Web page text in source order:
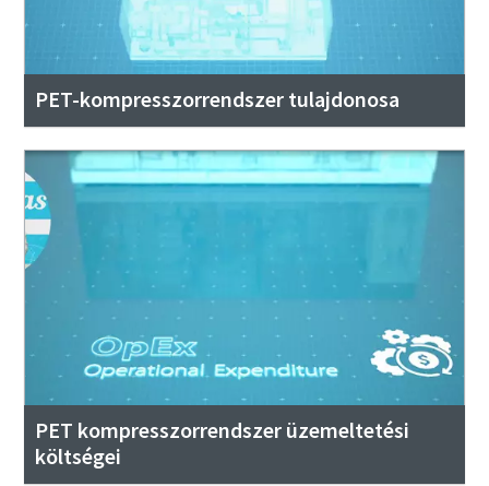
PET-kompresszorrendszer tulajdonosa
PET kompresszorrendszer üzemeltetési
költségei